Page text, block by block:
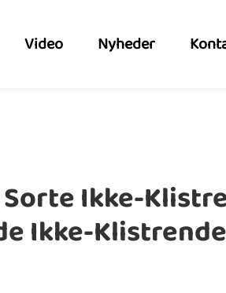
Video Nyheder
Sorte Ikke-
Ikke-